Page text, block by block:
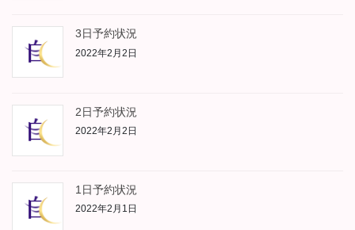
3日予約状況
2022年2月2日
2日予約状況
2022年2月2日
1日予約状況
2022年2月1日